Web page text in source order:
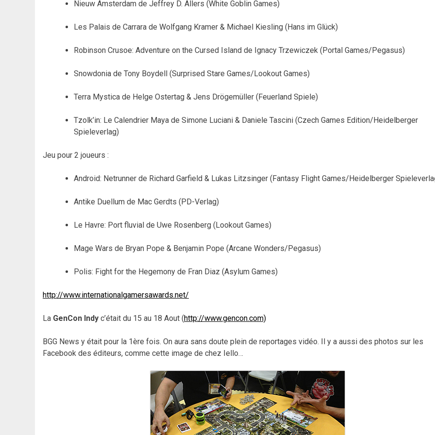
Nieuw Amsterdam de Jeffrey D. Allers (White Goblin Games)
Les Palais de Carrara de Wolfgang Kramer & Michael Kiesling (Hans im Glück)
Robinson Crusoe: Adventure on the Cursed Island de Ignacy Trzewiczek (Portal Games/Pegasus)
Snowdonia de Tony Boydell (Surprised Stare Games/Lookout Games)
Terra Mystica de Helge Ostertag & Jens Drögemüller (Feuerland Spiele)
Tzolk’in: Le Calendrier Maya de Simone Luciani & Daniele Tascini (Czech Games Edition/Heidelberger
Spieleverlag)
Jeu pour 2 joueurs :
Android: Netrunner de Richard Garfield & Lukas Litzsinger (Fantasy Flight Games/Heidelberger
Antike Duellum de Mac Gerdts (PD-Verlag)
Le Havre: Port fluvial de Uwe Rosenberg (Lookout Games)
Mage Wars de Bryan Pope & Benjamin Pope (Arcane Wonders/Pegasus)
Polis: Fight for the Hegemony de Fran Diaz (Asylum Games)
http://www.internationalgamersawards.net/
La GenCon Indy c’était du 15 au 18 Aout (http://www.gencon.com)
BGG News y était pour la 1ère fois. On aura sans doute plein de reportages vidéo. Il y a aussi des photos sur les
Facebook des éditeurs, comme cette image de chez Iello…